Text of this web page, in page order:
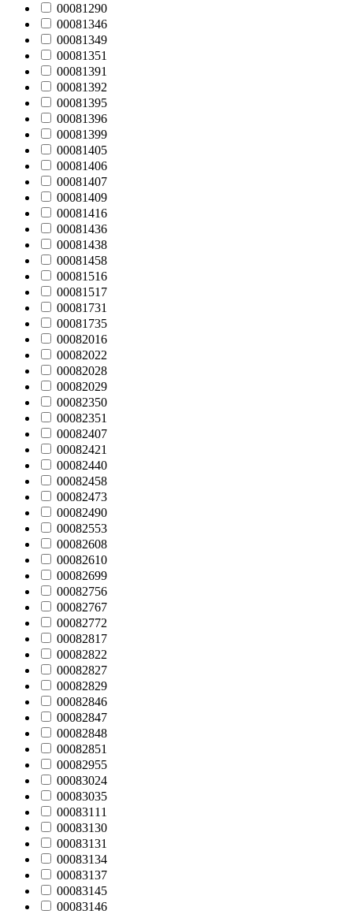
00081290
00081346
00081349
00081351
00081391
00081392
00081395
00081396
00081399
00081405
00081406
00081407
00081409
00081416
00081436
00081438
00081458
00081516
00081517
00081731
00081735
00082016
00082022
00082028
00082029
00082350
00082351
00082407
00082421
00082440
00082458
00082473
00082490
00082553
00082608
00082610
00082699
00082756
00082767
00082772
00082817
00082822
00082827
00082829
00082846
00082847
00082848
00082851
00082955
00083024
00083035
00083111
00083130
00083131
00083134
00083137
00083145
00083146